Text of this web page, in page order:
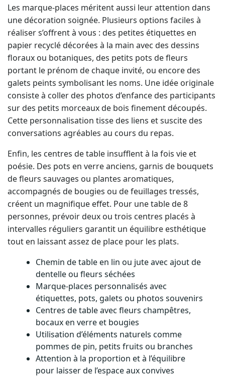
une décoration soignée. Plusieurs options faciles à
réaliser s’offrent à vous : des petites étiquettes en
papier recyclé décorées à la main avec des dessins
floraux ou botaniques, des petits pots de fleurs
portant le prénom de chaque invité, ou encore des
galets peints symbolisant les noms. Une idée originale
consiste à coller des photos d’enfance des participants
sur des petits morceaux de bois finement découpés.
Cette personnalisation tisse des liens et suscite des
conversations agréables au cours du repas.
poésie. Des pots en verre anciens, garnis de bouquets
de fleurs sauvages ou plantes aromatiques,
accompagnés de bougies ou de feuillages tressés,
créent un magnifique effet. Pour une table de 8
personnes, prévoir deux ou trois centres placés à
intervalles réguliers garantit un équilibre esthétique
tout en laissant assez de place pour les plats.
dentelle ou fleurs séchées
Marque-places personnalisés avec
étiquettes, pots, galets ou photos souvenirs
Centres de table avec fleurs champêtres,
bocaux en verre et bougies
Utilisation d’éléments naturels comme
pommes de pin, petits fruits ou branches
Attention à la proportion et à l’équilibre
pour laisser de l’espace aux convives